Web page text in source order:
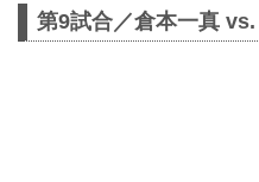
第9試合／倉本一真